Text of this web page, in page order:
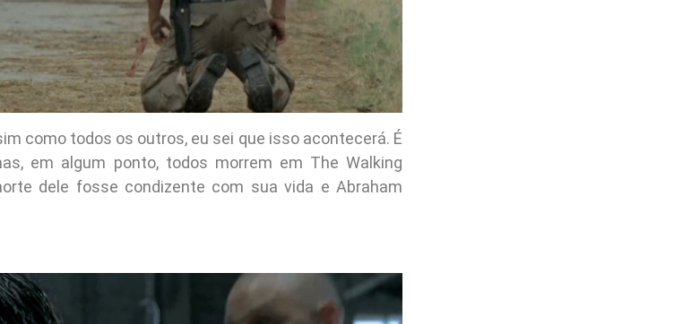
como todos os outros, eu sei que isso acontecerá. É
em algum ponto, todos morrem em The Walking
dele fosse condizente com sua vida e Abraham